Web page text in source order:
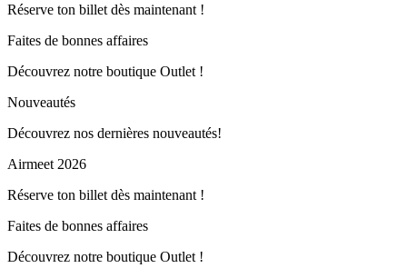
Réserve ton billet dès maintenant !
Faites de bonnes affaires
Découvrez notre boutique Outlet !
Nouveautés
Découvrez nos dernières nouveautés!
Airmeet 2026
Réserve ton billet dès maintenant !
Faites de bonnes affaires
Découvrez notre boutique Outlet !